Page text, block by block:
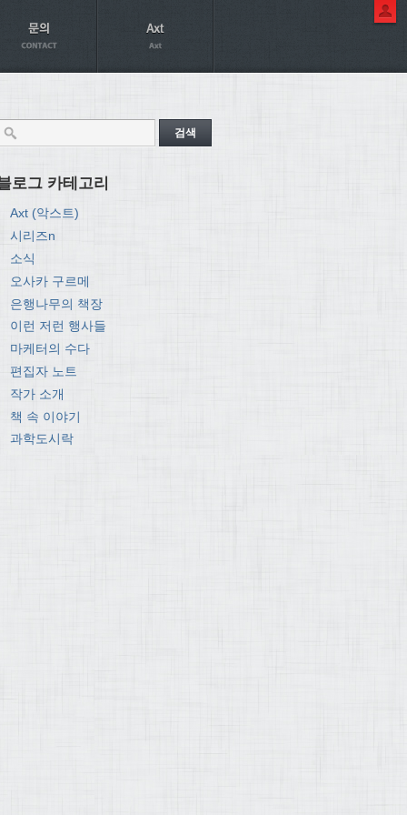
로그 카테고리
Axt (악스트)
시리즈n
소식
오사카 구르메
은행나무의 책장
이런 저런 행사들
마케터의 수다
편집자 노트
작가 소개
책 속 이야기
과학도시락